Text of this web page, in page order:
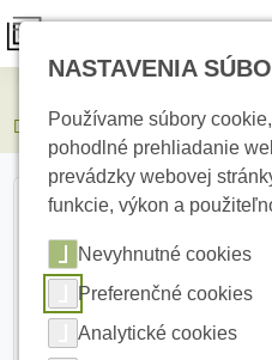
DS-2907ZJ Stojan pre kamery
NASTAVENIA
Používame súbory
pohodlné prehliadanie
prevádzky webovej
funkcie, výkon a
Nevyhnutné cookies
Preferenčné cookies
Analytické cookies